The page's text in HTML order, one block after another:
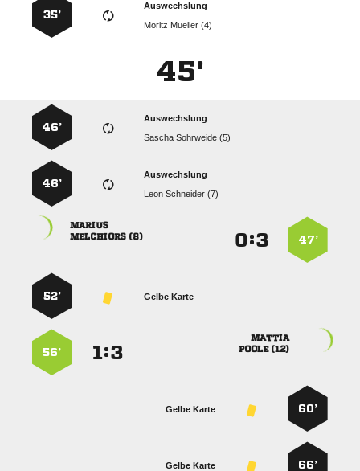
Auswechslung
  
35’
45'
Auswechslung
  
46’
Auswechslung
  
46’
47’
:

 
Gelbe Karte
52’

 
:
56’
60’
Gelbe Karte
66’
Gelbe Karte